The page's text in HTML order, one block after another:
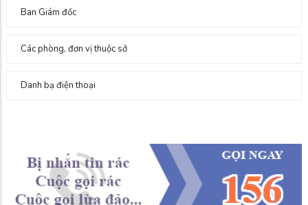
Ban Giám đốc
Các phòng, đơn vị thuộc sở
Danh bạ điện thoại